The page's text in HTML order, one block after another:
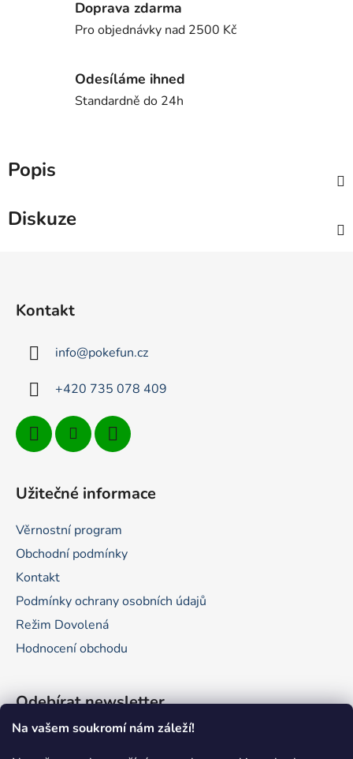
Na vašem soukromí nám záleží!
Doprava zdarma
Pro objednávky nad 2500 Kč
Odesíláme ihned
Standardně do 24h
Popis
Diskuze
Kontakt
info@pokefun.cz
+420 735 078 409
Užitečné informace
Věrnostní program
Obchodní podmínky
Kontakt
Podmínky ochrany osobních údajů
Režim Dovolená
Hodnocení obchodu
Odebírat newsletter
Vložte svůj e-mail a my vám budeme zasílat informace o
nových produktech na našem e-shopu.